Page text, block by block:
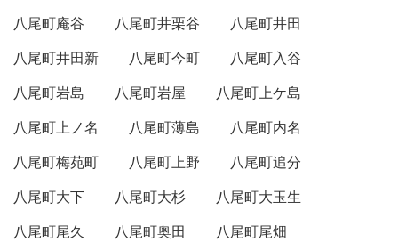
八尾町庵谷
八尾町井栗谷
八尾町井田
八尾町井田新
八尾町今町
八尾町入谷
八尾町岩島
八尾町岩屋
八尾町上ケ島
八尾町上ノ名
八尾町薄島
八尾町内名
八尾町梅苑町
八尾町上野
八尾町追分
八尾町大下
八尾町大杉
八尾町大玉生
八尾町尾久
八尾町奥田
八尾町尾畑